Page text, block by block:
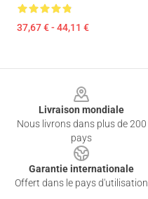
37,67 € - 44,11 €
Livraison mondiale
Nous livrons dans plus de 200
pays
Garantie internationale
Offert dans le pays d'utilisation